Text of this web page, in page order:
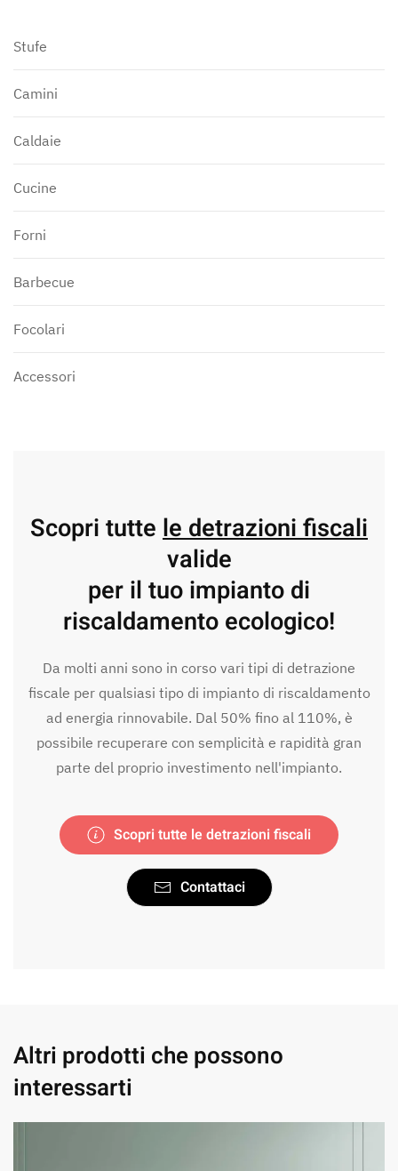
Stufe
Camini
Caldaie
Cucine
Forni
Barbecue
Focolari
Accessori
Scopri tutte le detrazioni fiscali
valide
per il tuo impianto di
riscaldamento ecologico!
Da molti anni sono in corso vari tipi di detrazione
fiscale per qualsiasi tipo di impianto di riscaldamento
ad energia rinnovabile. Dal 50% fino al 110%, è
possibile recuperare con semplicità e rapidità gran
parte del proprio investimento nell'impianto.
Scopri tutte le detrazioni fiscali
Contattaci
Altri prodotti che possono
interessarti